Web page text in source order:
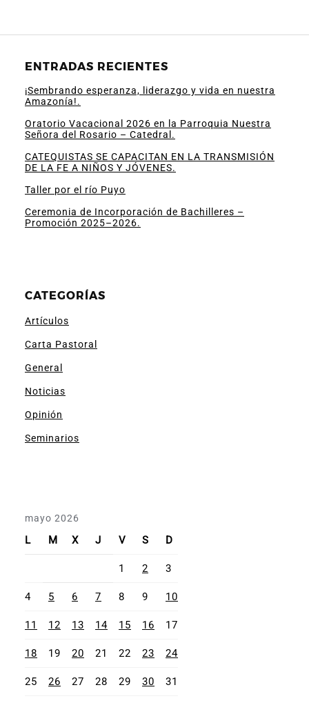
ENTRADAS RECIENTES
¡Sembrando esperanza, liderazgo y vida en nuestra
Amazonía!.
Oratorio Vacacional 2026 en la Parroquia Nuestra
Señora del Rosario – Catedral.
CATEQUISTAS SE CAPACITAN EN LA TRANSMISIÓN
DE LA FE A NIÑOS Y JÓVENES.
Taller por el río Puyo
Ceremonia de Incorporación de Bachilleres –
Promoción 2025–2026.
CATEGORÍAS
Artículos
Carta Pastoral
General
Noticias
Opinión
Seminarios
mayo 2026
L M X J V S D
1 2 3
4 5 6 7 8 9 10
11 12 13 14 15 16 17
18 19 20 21 22 23 24
25 26 27 28 29 30 31